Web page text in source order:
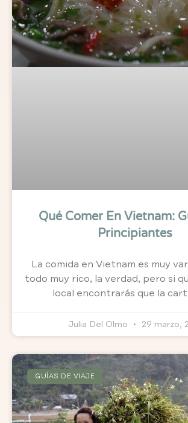
Qué Comer En Vietnam:
Principiantes
La comida en Vietnam es muy
todo muy rico, la verdad, pero si
local encontrarás que la
Julia Del Olmo 29 marzo,
GUÍAS DE VIAJE